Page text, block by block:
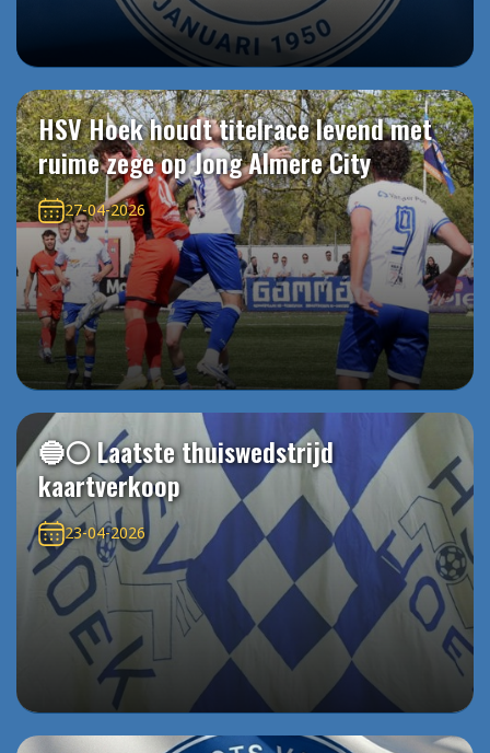
HSV Hoek houdt titelrace levend met
ruime zege op Jong Almere City
27-04-2026
🔵⚪️ Laatste thuiswedstrijd
kaartverkoop
23-04-2026